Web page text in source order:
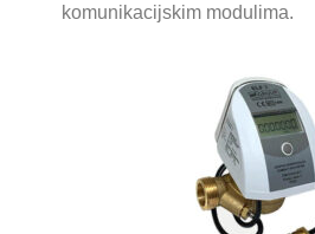
komunikacijskim modulima.